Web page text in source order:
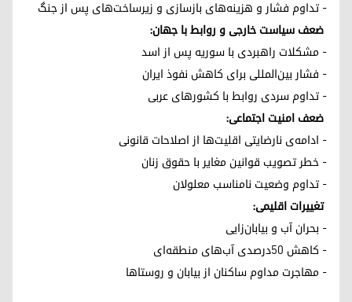
- تداوم فشار و هزینه‌های بازسازی و زیرساخت‌های پس از جنگ
ضعف سیاست خارجی و روابط با جهان:
- مشکلات راهبردی با سوریه پس از اسد
- فشار بین‌المللی برای کاهش نفوذ ایران
- تداوم سردی روابط با کشورهای عربی
ضعف امنیت اجتماعی:
- ادامه‌ی نارضایتی اقلیت‌ها از اصلاحات قانونی
- خطر تصویب قوانین مغایر با حقوق زنان
- تداوم وضعیت نامناسب معلولان
تغییرات اقلیمی:
- بحران آب و بیابان‌زایی
- کاهش ۵۰درصدی آب‌های منطقه‌ای
- مهاجرت مداوم ساکنان از بیابان و روستاها